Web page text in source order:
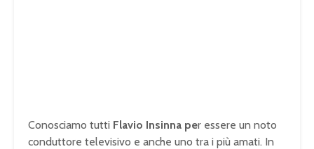
Conosciamo tutti Flavio Insinna per essere un noto
conduttore televisivo e anche uno tra i più amati. In